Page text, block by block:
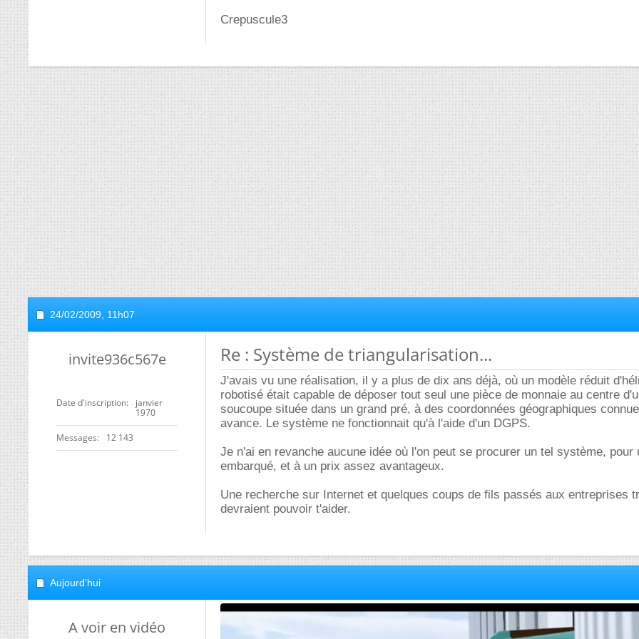
Crepuscule3
24/02/2009, 11h07
invite936c567e
Date d'inscription
janvier
1970
Messages 12 143
Re : Système de triangularisation...
J'avais vu une réalisation, il y a plus de dix ans déjà, où un modèle réduit
robotisé était capable de déposer tout seul une pièce de monnaie au centre
soucoupe située dans un grand pré, à des coordonnées géographiques
avance. Le système ne fonctionnait qu'à l'aide d'un DGPS.
Je n'ai en revanche aucune idée où l'on peut se procurer un tel système, pour
embarqué, et à un prix assez avantageux.
Une recherche sur Internet et quelques coups de fils passés aux entreprises
devraient pouvoir t'aider.
Aujourd'hui
A voir en vidéo